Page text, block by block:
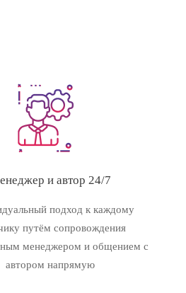
и автор 24/7
подход к каждому
путём сопровождения
менеджером и общением с
автором напрямую